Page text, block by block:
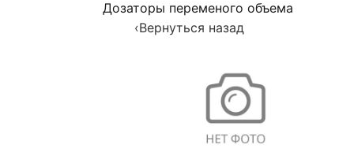
Дозаторы переменого объема
‹Вернуться назад